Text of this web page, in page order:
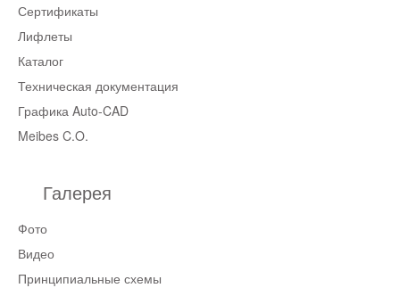
Сертификаты
Лифлеты
Каталог
Техническая документация
Графика Auto-CAD
Meibes C.O.
Галерея
Фото
Видео
Принципиальные схемы